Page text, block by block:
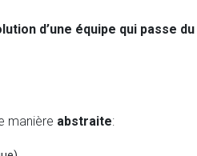
d’une équipe qui passe
manière abstraite: